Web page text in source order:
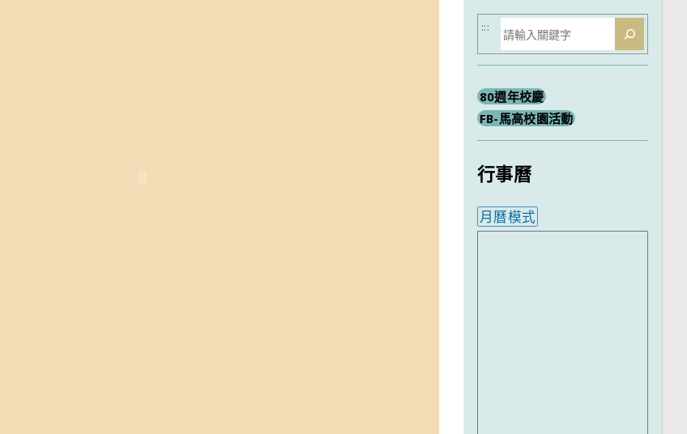
搜
尋
:::
80週年校慶
FB-馬高校園活動
行事曆
月曆模式